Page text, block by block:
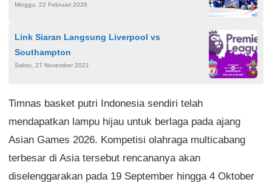
Minggu, 22 Februari 2026
Link Siaran Langsung Liverpool vs
Southampton
Sabtu, 27 November 2021
Timnas basket putri Indonesia sendiri telah
mendapatkan lampu hijau untuk berlaga pada ajang
Asian Games 2026. Kompetisi olahraga multicabang
terbesar di Asia tersebut rencananya akan
diselenggarakan pada 19 September hingga 4 Oktober